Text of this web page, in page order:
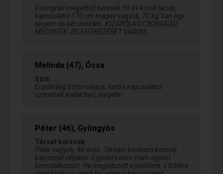
Csongrád megyéből keresek 50 év körüli társat,
kapcsolatot 170 cm magas vagyok, 70 kg Van egy
lányom és két unokám. KIZÁRÓLAG CSONGRÁD
MEGYEIEK JELENTKEZÉSÉT VÁROM.
Melinda (47), Ócsa
Szia.
Érzelmileg biztonsàgos, tartós kapcsolatot
szeretnék kialakítani, megélni.
Péter (46), Gyöngyös
Társat keresek
Péter vagyok, 46 éves. Társam keresem komoly
kapcsolat céljából. Egyelőre nem írtam egyéni
bemutatkozást. Ha megtetszett a profilom, s többre